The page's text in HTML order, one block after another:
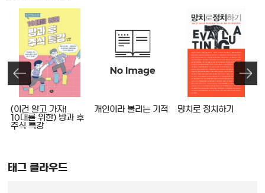
(이건 알고 가자!
10대를 위한) 방과 후
주식 특강
개인이라 불리는 기적 망치로 정치하기
태그 클라우드